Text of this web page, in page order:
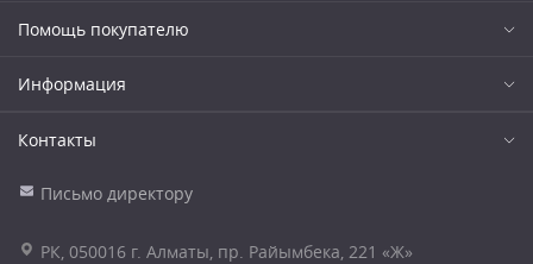
Помощь покупателю
Информация
Контакты
Письмо директору
РК, 050016 г. Алматы, пр. Райымбека, 221 «Ж»